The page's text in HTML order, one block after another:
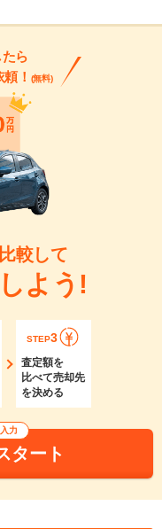
ら
！ (無料)
較して
よう!
STEP3
査定額を
比べて売却先
を決める
力
タート